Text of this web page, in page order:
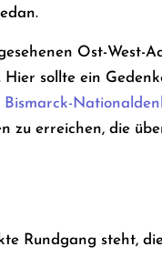
Ost-West-
sollte ein
Bismarck-
zu erreichen, die
Rundgang steht,